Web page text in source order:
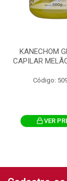
KANECHOM
CAPILAR
Código:
VER